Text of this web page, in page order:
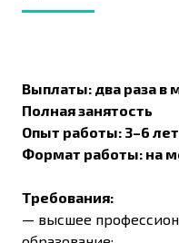
Выплаты: два раза в
Полная занятость
Опыт работы: 3–6 лет
Формат работы: на
Требования:
— высшее